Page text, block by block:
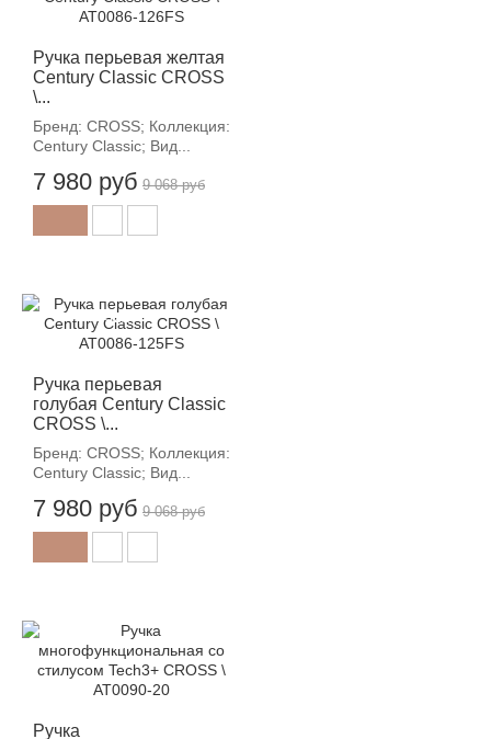
Ручка перьевая желтая
Century Classic CROSS
\...
Бренд: CROSS; Коллекция:
Century Classic; Вид...
7 980 руб 9 068 руб
Ручка перьевая
голубая Century Classic
CROSS \...
Бренд: CROSS; Коллекция:
Century Classic; Вид...
7 980 руб
-12%
9 068 руб
Ручка